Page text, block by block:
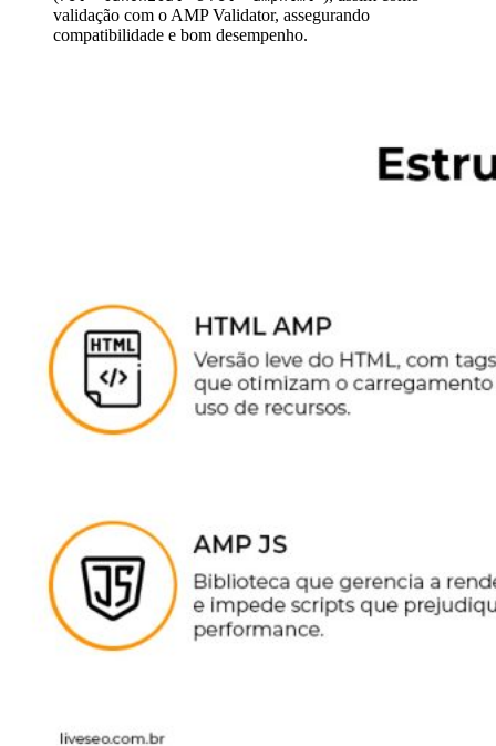
validação com o AMP Validator, assegurando
compatibilidade e bom desempenho.